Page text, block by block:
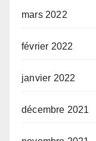
mars 2022
février 2022
janvier 2022
décembre 2021